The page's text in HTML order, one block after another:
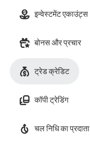
इन्वेस्टमेंट एकाउंट्स
बोनस और प्रचार
ट्रेड क्रेडिट
कॉपी ट्रेडिंग
चल निधि का प्रदाता